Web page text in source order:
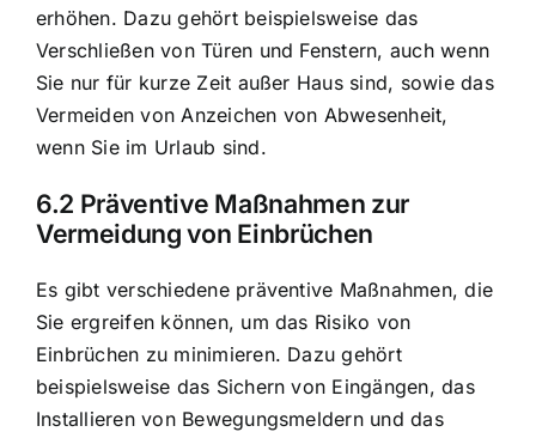
erhöhen. Dazu gehört beispielsweise das
Verschließen von Türen und Fenstern, auch wenn
Sie nur für kurze Zeit außer Haus sind, sowie das
Vermeiden von Anzeichen von Abwesenheit,
wenn Sie im Urlaub sind.
6.2 Präventive Maßnahmen zur
Vermeidung von Einbrüchen
Es gibt verschiedene präventive Maßnahmen, die
Sie ergreifen können, um das Risiko von
Einbrüchen zu minimieren. Dazu gehört
beispielsweise das Sichern von Eingängen, das
Installieren von Bewegungsmeldern und das